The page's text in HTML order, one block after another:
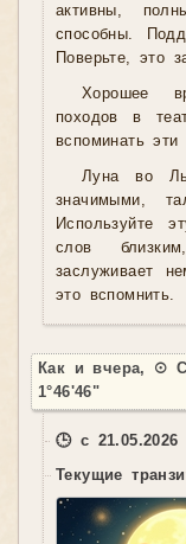
активны,
способны.
Поверьте, это
Хорошее
походов в
вспоминать
Луна во
значимыми,
Используйте
слов
заслуживает
это вспомнить.
Как и вчера, ☉
1°46'46"
🕒 с
Текущие